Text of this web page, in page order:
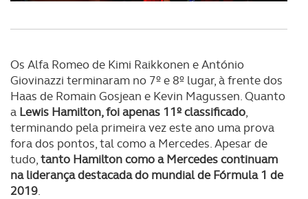
Os Alfa Romeo de Kimi Raikkonen e António
Giovinazzi terminaram no 7º e 8º lugar, à frente dos
Haas de Romain Gosjean e Kevin Magussen. Quanto
a Lewis Hamilton, foi apenas 11º classificado,
terminando pela primeira vez este ano uma prova
fora dos pontos, tal como a Mercedes. Apesar de
tudo,tanto Hamilton como a Mercedes continuam
na liderança destacada do mundial de Fórmula 1 de
2019.